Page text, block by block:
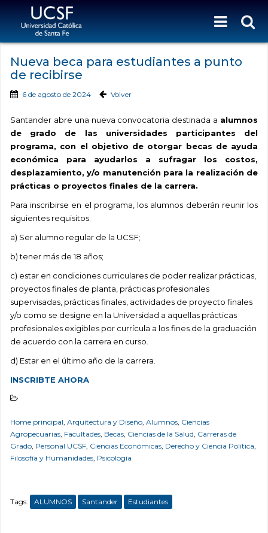
Nueva beca para estudiantes a punto
de recibirse
6 de agosto de 2024 Volver
Santander abre una nueva convocatoria destinada a alumnos
de grado de las universidades participantes del
programa, con el objetivo de otorgar becas de ayuda
económica para ayudarlos a sufragar los costos,
desplazamiento, y/o manutención para la realización de
prácticas o proyectos finales de la carrera.
Para inscribirse en el programa, los alumnos deberán reunir los
siguientes requisitos:
a) Ser alumno regular de la UCSF;
b) tener más de 18 años;
c) estar en condiciones curriculares de poder realizar prácticas,
proyectos finales de planta, prácticas profesionales
supervisadas, prácticas finales, actividades de proyecto finales
y/o como se designe en la Universidad a aquellas prácticas
profesionales exigibles por currícula a los fines de la graduación
de acuerdo con la carrera en curso.
d) Estar en el último año de la carrera.
INSCRIBTE AHORA
Home principal, Arquitectura y Diseño, Alumnos, Ciencias
Agropecuarias, Facultades, Becas, Ciencias de la Salud, Carreras de
Grado, Personal UCSF, Ciencias Económicas, Derecho y Ciencia Política,
Filosofía y Humanidades, Psicología
Tags: ALUMNOS Santander Estudiantes